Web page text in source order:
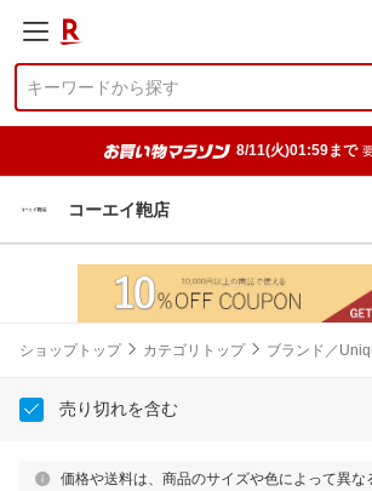
8/11(火)01:59まで
コーエイ鞄店
ショップトップ カテゴリトップ ブランド／
売り切れを含む
価格や送料は、商品のサイズや色によって異な